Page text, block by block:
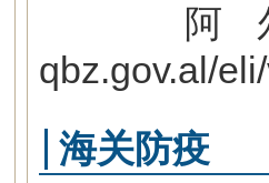
阿尔
qbz.gov.al/
海关防疫